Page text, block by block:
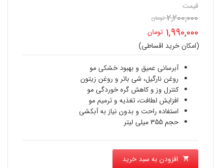
قیمت
2,200,000 تومان
اصلی
2,200,000 تومان
بود.
1,990,000 تومان
قیمت
فعلی
1,990,000 تومان
است.
(امکان خرید اقساطی)
آبرسانی عمیق و بهبود خشکی مو
روغن نارگیل، شی باتر و روغن زیتون
کنترل وز و کاهش گره خوردگی مو
افزایش لطافت، تغذیه و ترمیم مو
استفاده راحت و بدون نیاز به آبکشی
حجم 355 میلی لیتر
افزودن به سبد خرید